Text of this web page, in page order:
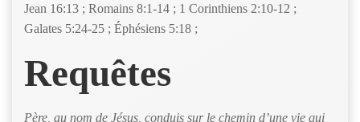
Jean 16:13 ; Romains 8:1-14 ; 1 Corinthiens 2:10-12 ;
Galates 5:24-25 ; Éphésiens 5:18 ;
Requêtes
Père, au nom de Jésus, conduis sur le chemin d’une vie qui